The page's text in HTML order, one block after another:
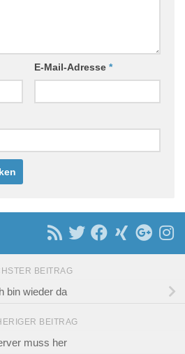
E-Mail-Adresse *
BEITRAG
bin wieder da
BEITRAG
muss her